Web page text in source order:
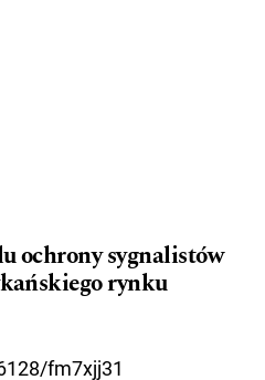
ochrony sygnalistów
rynku
fm7xjj31